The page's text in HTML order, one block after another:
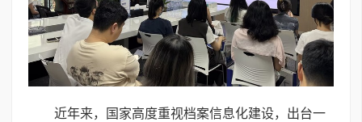
近年来，国家高度重视档案信息化建设，出台一